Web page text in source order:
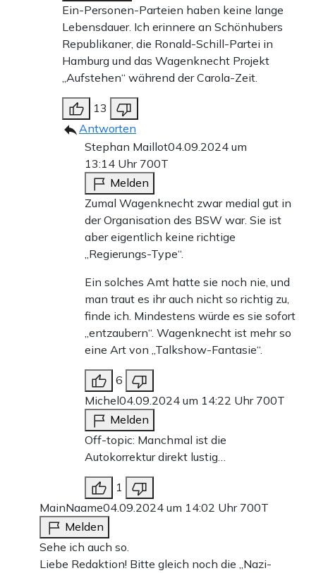
Ein-Personen-Parteien haben keine lange
Lebensdauer. Ich erinnere an Schönhubers
Republikaner, die Ronald-Schill-Partei in
Hamburg und das Wagenknecht Projekt
„Aufstehen“ während der Carola-Zeit.
13
Antworten
Stephan Maillot04.09.2024 um
13:14 Uhr 700T
Melden
Zumal Wagenknecht zwar medial gut in
der Organisation des BSW war. Sie ist
aber eigentlich keine richtige
„Regierungs-Type“.
Ein solches Amt hatte sie noch nie, und
man traut es ihr auch nicht so richtig zu,
finde ich. Mindestens würde es sie sofort
„entzaubern“. Wagenknecht ist mehr so
eine Art von „Talkshow-Fantasie“.
6
Michel04.09.2024 um 14:22 Uhr 700T
Melden
Off-topic: Manchmal ist die
Autokorrektur direkt lustig…
1
MainNaame04.09.2024 um 14:02 Uhr 700T
Melden
Sehe ich auch so.
Liebe Redaktion! Bitte gleich noch die „Nazi-